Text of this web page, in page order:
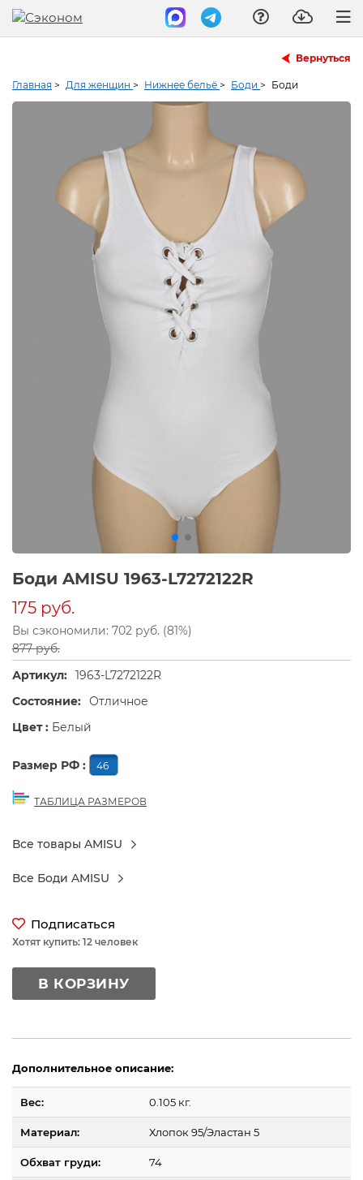
Вернуться
Главная > Для женщин > Нижнее бельё > Боди > Боди
Боди AMISU 1963-L7272122R
175 руб.
Вы сэкономили: 702 руб. (81%)
877 руб.
Артикул: 1963-L7272122R
Состояние: Отличное
Цвет : Белый
Размер РФ : 46
ТАБЛИЦА РАЗМЕРОВ
Все товары AMISU
Все Боди AMISU
Подписаться
Хотят купить: 12 человек
В КОРЗИНУ
Дополнительное описание:
Вес: 0.105 кг.
Материал: Хлопок 95/Эластан 5
Обхват груди: 74